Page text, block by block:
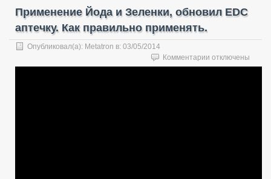
Применение Йода и Зеленки, обновил EDC
аптечку. Как правильно применять.
Опубликовал(а): Metatron в: 03/05/2014
Комментарии к
записи
отключены